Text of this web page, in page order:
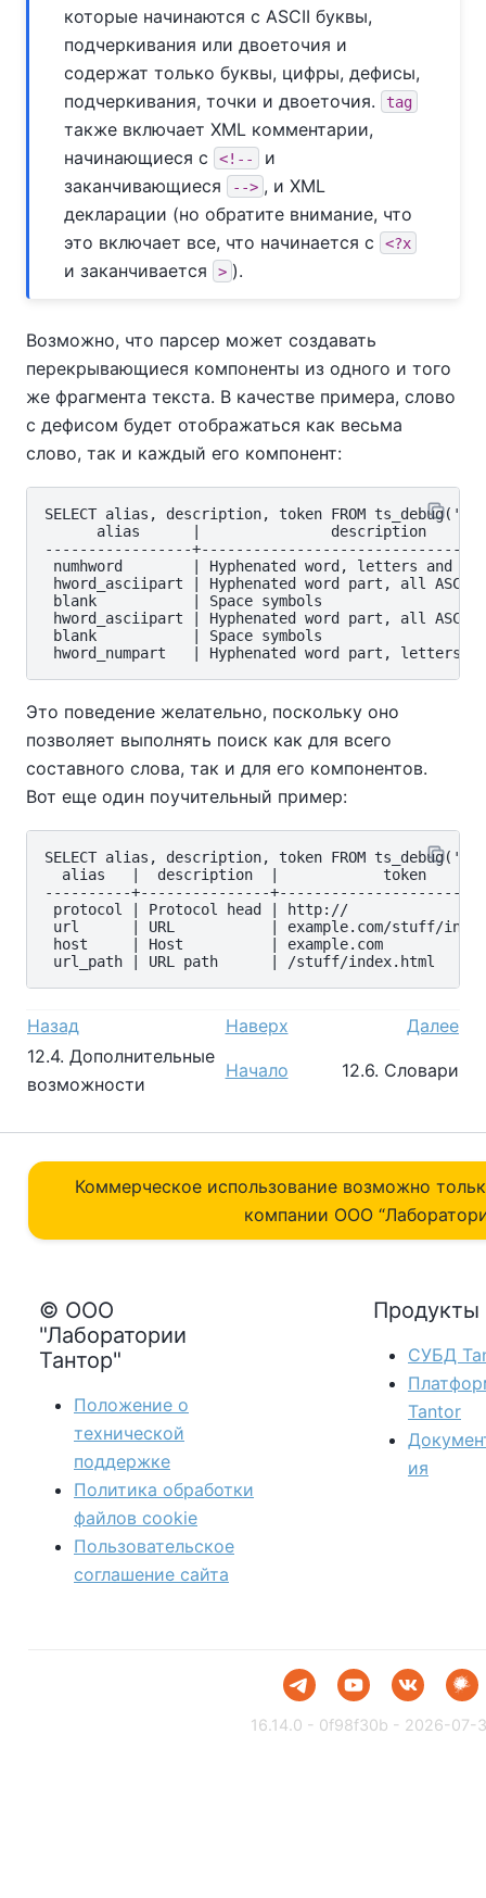
которые начинаются с ASCII буквы,
подчеркивания или двоеточия и
содержат только буквы, цифры, дефисы,
подчеркивания, точки и двоеточия.
tag
также включает XML комментарии,
начинающиеся с
<!--
и
заканчивающиеся
--> , и XML
декларации (но обратите внимание, что
это включает все, что начинается с
<?x
и заканчивается > ).
Возможно, что парсер может создавать
перекрывающиеся компоненты из одного и того
же фрагмента текста. В качестве примера, слово
с дефисом будет отображаться как весьма
слово, так и каждый его компонент:
SELECT alias, description, token FROM
alias      |               description
-----------------
numhword        | Hyphenated word, letters and
hword_asciipart | Hyphenated word part, all
blank           | Space symbols
hword_asciipart | Hyphenated word part, all
blank           | Space symbols
Это поведение желательно, поскольку оно
позволяет выполнять поиск как для всего
составного слова, так и для его компонентов.
Вот еще один поучительный пример:
SELECT alias, description, token FROM
  alias   |  description  |            token
----------+---------------
protocol | Protocol head | http://
url      | URL           | example.com/stuff/
host     | Host          | example.com
Назад Наверх
Далее
12.4. Дополнительные
возможности
Начало 12.6. Словари
Коммерческое использование возможно
компании ОOO
© ООО
"Лаборатории
Тантор"
Положение о
технической
поддержке
Политика обработки
файлов сookie
Пользовательское
соглашение сайта
Продукты
СУБД
Tantor
ия
16.14.0 - 0f98f30b - 2026-07-